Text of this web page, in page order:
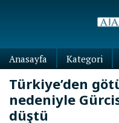
Anasayfa Kategori
Türkiye’den
nedeniyle
düştü